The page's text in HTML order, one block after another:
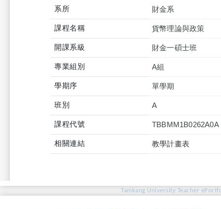
系所 財金系
課程名稱 貨幣理論與政策
開課系級 財金一碩士班
專業組別 A組
學期序 單學期
班別 A
課程代號 TBBMM1B0262A0A
相關連結 教學計畫表
Tamkang University Teacher